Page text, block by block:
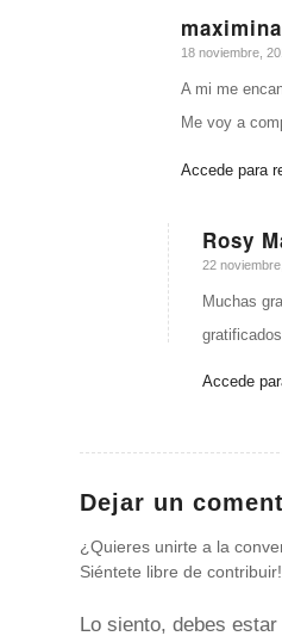
maximina
Dice:
18 noviembre,
A mi me
Me voy a
Accede para
Rosy
Dice:
22
Muchas
Accede
Dejar un
¿Quieres unirte a la
Siéntete libre de contribuir!
Lo siento, debes estar